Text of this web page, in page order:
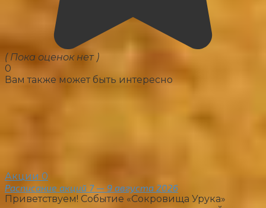
( Пока оценок нет )
0
Вам также может быть интересно
Акции 0
Расписание акций 7 — 9 августа 2026
Приветствуем! Событие «Сокровища Урука»